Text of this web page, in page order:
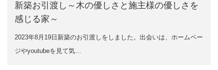
新築お引渡し～木の優しさと施主様の優しさを
感じる家～
2023年8月19日新築のお引渡しをしました。出会いは、ホームペー
ジやyoutubeを見て気…